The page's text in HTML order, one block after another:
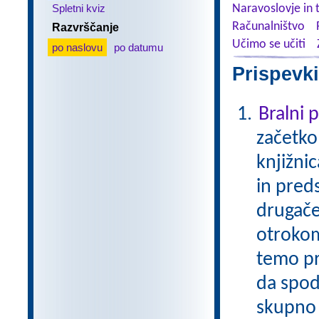
Spletni kviz
Razvrščanje
po naslovu
po datumu
Naravoslovje in
Računalništvo
Učimo se učiti
Bralni
in
temo
da